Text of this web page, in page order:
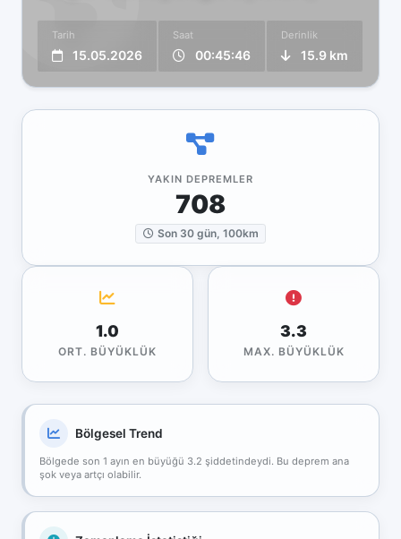
Tarih
15.05.2026
Saat
00:45:46
Derinlik
15.9 km
YAKIN DEPREMLER
708
Son 30 gün, 100km
1.0
ORT. BÜYÜKLÜK
3.3
MAX. BÜYÜKLÜK
Bölgesel Trend
Bölgede son 1 ayın en büyüğü 3.2 şiddetindeydi. Bu deprem ana
şok veya artçı olabilir.